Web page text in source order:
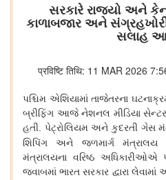
સરકારે રાજ્યો અને
કાળાબજાર અને સંગ્રહખોરી
સલાહ
प्रविष्टि तिथि: 11 MAR 2026
પશ્ચિમ એશિયામાં તાજેતરના
બ્રીફિંગ આજે નેશનલ મીડિયા સેન્ટર
હતી. પેટ્રોલિયમ અને કુદરતી ગેસ
શિપિંગ અને જળમાર્ગ મંત્રાલય
મંત્રાલયના વરિષ્ઠ અધિકારીઓએ
જવાબમાં ભારત સરકાર દ્વારા લેવામાં